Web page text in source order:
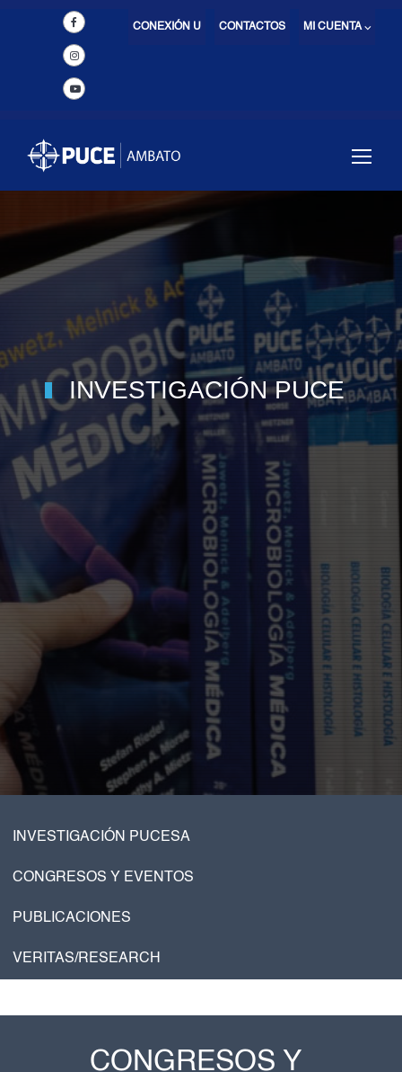
MI CUENTA ⌵
CONTACTOS
CONEXIÓN U
INVESTIGACIÓN PUCE
INVESTIGACIÓN PUCESA
CONGRESOS Y EVENTOS
PUBLICACIONES
VERITAS/RESEARCH
CONGRESOS Y